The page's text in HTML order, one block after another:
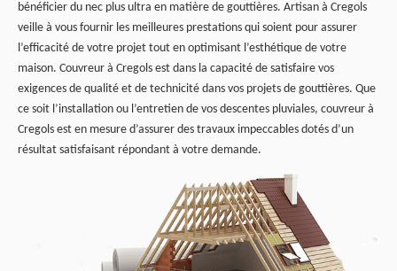
bénéficier du nec plus ultra en matière de gouttières. Artisan à Cregols
veille à vous fournir les meilleures prestations qui soient pour assurer
l’efficacité de votre projet tout en optimisant l’esthétique de votre
maison. Couvreur à Cregols est dans la capacité de satisfaire vos
exigences de qualité et de technicité dans vos projets de gouttières. Que
ce soit l’installation ou l’entretien de vos descentes pluviales, couvreur à
Cregols est en mesure d’assurer des travaux impeccables dotés d’un
résultat satisfaisant répondant à votre demande.